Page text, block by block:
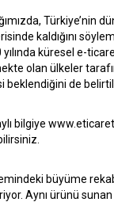
Türkiye’nin
kaldığını
küresel e-
olan ülkeler
beklendiğini de
bilgiye
büyüme
Aynı ürünü